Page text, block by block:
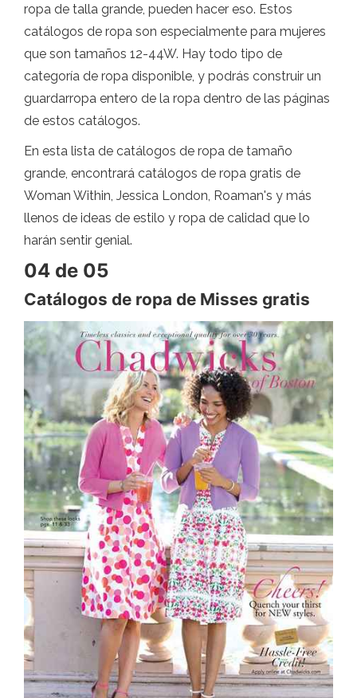
ropa de talla grande, pueden hacer eso. Estos
catálogos de ropa son especialmente para mujeres
que son tamaños 12-44W. Hay todo tipo de
categoría de ropa disponible, y podrás construir un
guardarropa entero de la ropa dentro de las páginas
de estos catálogos.
En esta lista de catálogos de ropa de tamaño
grande, encontrará catálogos de ropa gratis de
Woman Within, Jessica London, Roaman's y más
llenos de ideas de estilo y ropa de calidad que lo
harán sentir genial.
04 de 05
Catálogos de ropa de Misses gratis